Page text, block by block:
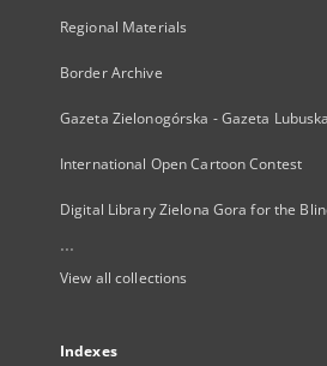
Regional Materials
Border Archive
Gazeta Zielonogórska - Gazeta Lubuska
International Open Cartoon Contest
Digital Library Zielona Gora for the
...
View all collections
Indexes